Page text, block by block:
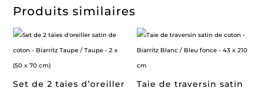
Produits similaires
Set de 2 taies d’oreiller
Taie de traversin satin